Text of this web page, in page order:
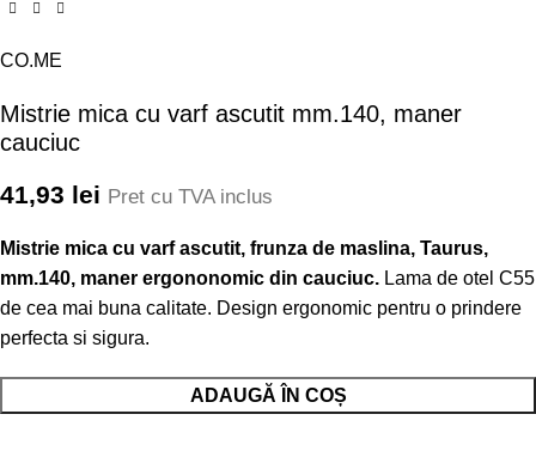
CO.ME
Mistrie mica cu varf ascutit mm.140, maner
cauciuc
41,93 lei Pret cu TVA inclus
Mistrie mica cu varf ascutit, frunza de maslina, Taurus,
mm.140, maner ergononomic din cauciuc. Lama de otel C55
de cea mai buna calitate. Design ergonomic pentru o prindere
perfecta si sigura.
Cantitate Mistrie mica cu varf ascutit mm.140, maner cauciuc
ADAUGĂ ÎN COȘ